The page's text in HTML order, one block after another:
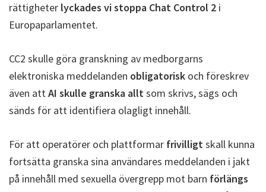
rättigheter lyckades vi stoppa Chat Control 2 i
Europaparlamentet.
CC2 skulle göra granskning av medborgarns
elektroniska meddelanden obligatorisk och föreskrev
även attAI skulle granska alltsom skrivs, sägs och
sänds för att identifiera olagligt innehåll.
För att operatörer och plattformar frivilligtskall kunna
fortsätta granska sina användares meddelanden i jakt
på innehåll med sexuella övergrepp mot barn förlängs